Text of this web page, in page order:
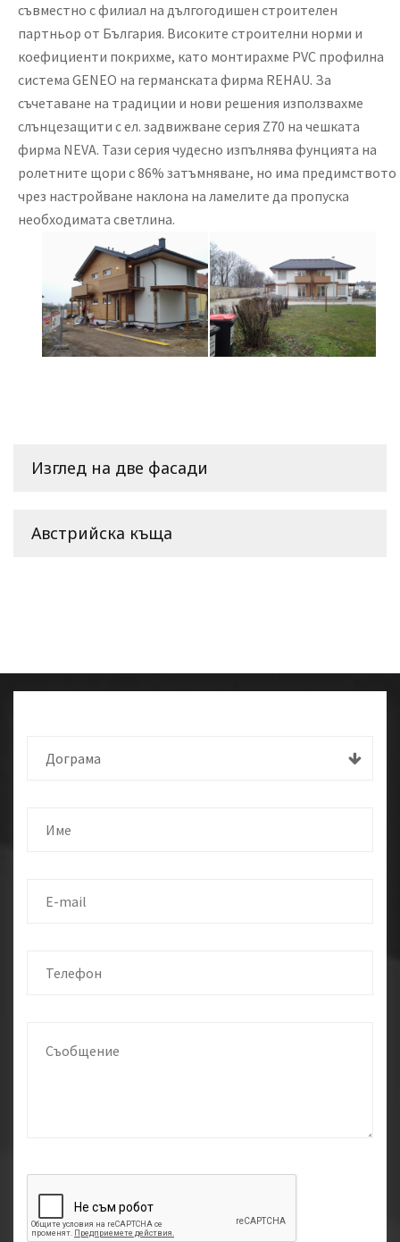
съвместно с филиал на дългогодишен строителен
партньор от България. Високите строителни норми и
коефициенти покрихме, като монтирахме PVC профилна
система GENEO на германската фирма REHAU. За
съчетаване на традиции и нови решения използвахме
слънцезащити с ел. задвижване серия Z70 на чешката
фирма NEVA. Тази серия чудесно изпълнява фунцията на
ролетните щори с 86% затъмняване, но има предимството
чрез настройване наклона на ламелите да пропуска
необходимата светлина.
Изглед на две фасади
Австрийска къща
Дограма